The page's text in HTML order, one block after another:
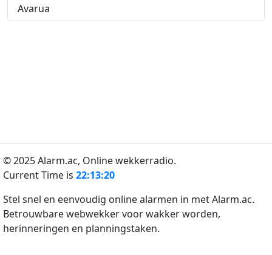
Avarua
© 2025 Alarm.ac, Online wekkerradio.
Current Time is 22:13:20
Stel snel en eenvoudig online alarmen in met Alarm.ac.
Betrouwbare webwekker voor wakker worden,
herinneringen en planningstaken.